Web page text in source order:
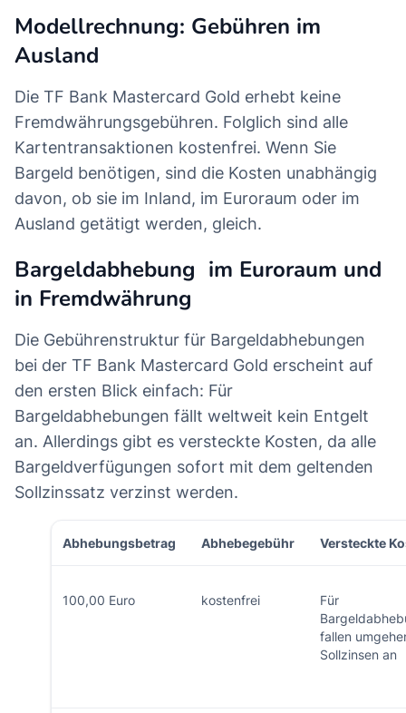
Modellrechnung: Gebühren im
Ausland
Die TF Bank Mastercard Gold erhebt keine
Fremdwährungsgebühren. Folglich sind alle
Kartentransaktionen kostenfrei. Wenn Sie
Bargeld benötigen, sind die Kosten unabhängig
davon, ob sie im Inland, im Euroraum oder im
Ausland getätigt werden, gleich.
Bargeldabhebung im Euroraum und
in Fremdwährung
Die Gebührenstruktur für Bargeldabhebungen
bei der TF Bank Mastercard Gold erscheint auf
den ersten Blick einfach: Für
Bargeldabhebungen fällt weltweit kein Entgelt
an. Allerdings gibt es versteckte Kosten, da alle
Bargeldverfügungen sofort mit dem geltenden
Sollzinssatz verzinst werden.
Abhebungsbetrag Abhebegebühr Versteckte
100,00 Euro kostenfrei
Für
fallen
Sollzinsen an